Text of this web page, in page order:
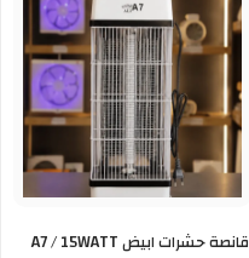
قانصة حشرات ابيض A7 / 15WATT